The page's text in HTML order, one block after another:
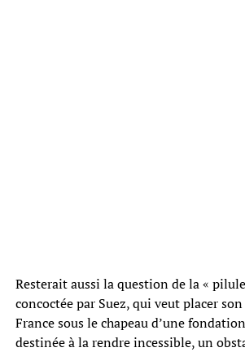
Resterait aussi la question de la «
concoctée par Suez, qui veut placer
France sous le chapeau d’une
destinée à la rendre incessible, un